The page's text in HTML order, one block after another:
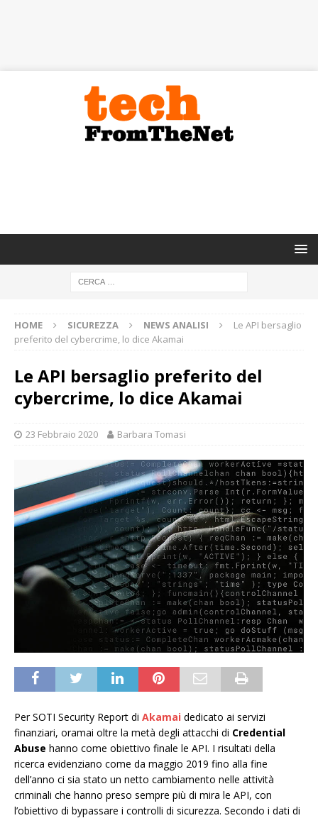
HOME SICUREZZA NEWS ANALISI
Le API bersaglio
preferito del cybercrime, lo dice Akamai
Le API bersaglio preferito del
cybercrime, lo dice Akamai
23 Febbraio 2020 Barbara Tomasi
Per SOTI Security Report di Akamai dedicato ai servizi
finanziari, oramai oltre la metà degli attacchi di Credential
Abuse hanno come obiettivo finale le API. I risultati della
ricerca evidenziano come da maggio 2019 fino alla fine
dell’anno ci sia stato un netto cambiamento nelle attività
criminali che hanno preso sempre più di mira le API, con
l’obiettivo di bypassare i controlli di sicurezza. Secondo i dati di